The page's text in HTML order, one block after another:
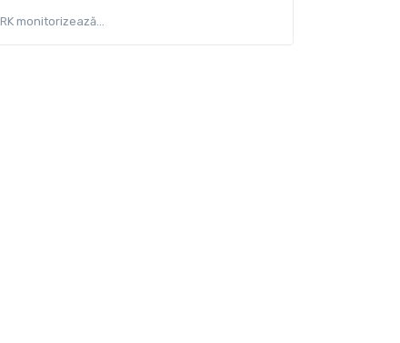
monitorizează...